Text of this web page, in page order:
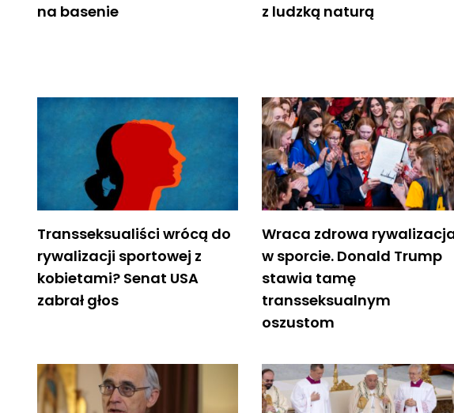
na basenie
z ludzką naturą
Transseksualiści wrócą do
rywalizacji sportowej z
kobietami? Senat USA
zabrał głos
Wraca zdrowa
w sporcie. Donald Trump
stawia tamę
transseksualnym
oszustom